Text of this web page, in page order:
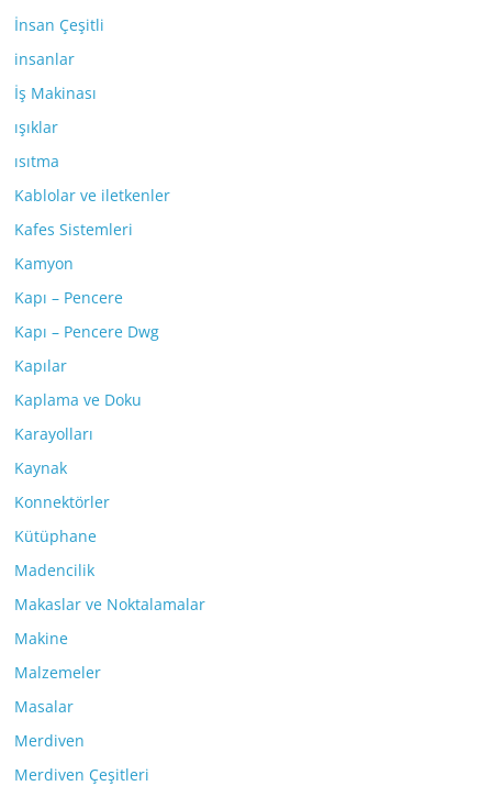
İnsan Çeşitli
insanlar
İş Makinası
ışıklar
ısıtma
Kablolar ve iletkenler
Kafes Sistemleri
Kamyon
Kapı – Pencere
Kapı – Pencere Dwg
Kapılar
Kaplama ve Doku
Karayolları
Kaynak
Konnektörler
Kütüphane
Madencilik
Makaslar ve Noktalamalar
Makine
Malzemeler
Masalar
Merdiven
Merdiven Çeşitleri